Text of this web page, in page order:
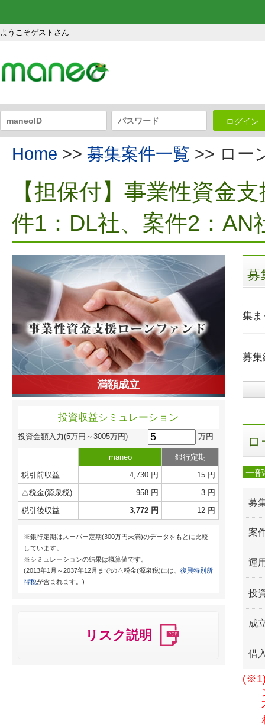
ようこそゲストさん
ログイン
Home >> 募集案件一覧 >> ロー
【担保付】事業性資金
件1：DL社、案件2：AN
満額成立
投資収益シミュレーション
投資金額入力(5万円～3005万円) 万円
maneo
銀行定期
税引前収益
4,730 円
15 円
△税金(源泉税)
958 円
3 円
税引後収益
3,772 円 12 円
※銀行定期はスーパー定期(300万円未満)のデータをもとに比較
しています。
※シミュレーションの結果は概算値です。
(2013年1月～2037年12月までの△税金(源泉税)には、 復興特別所
得税が含まれます。)
リスク説明
募
集ま
募集
一
募
案
運
投
成
借
(※1)